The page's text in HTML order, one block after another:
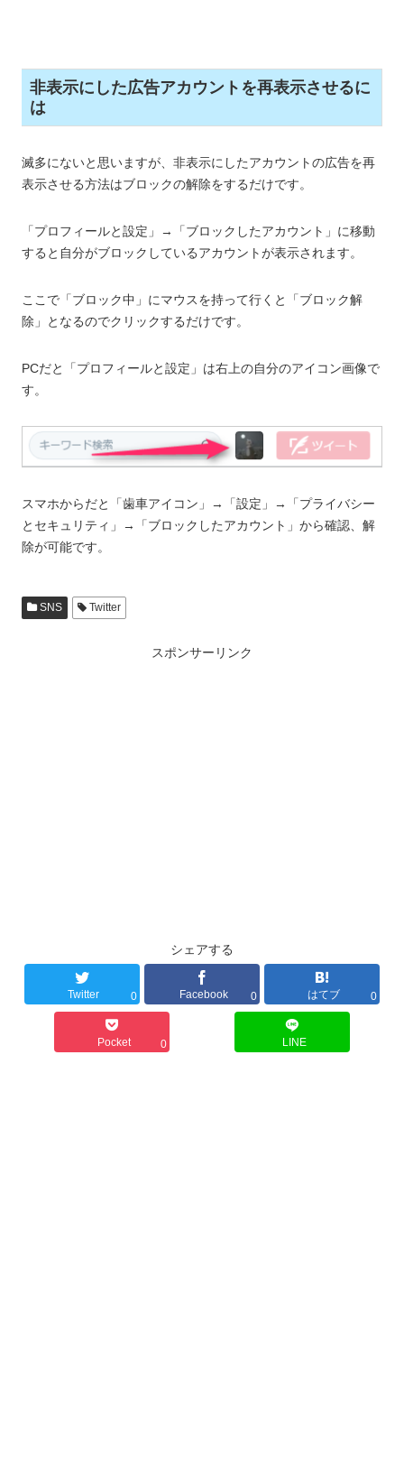
非表示にした広告アカウントを再表示させるに
は
滅多にないと思いますが、非表示にしたアカウントの広告を再
表示させる方法はブロックの解除をするだけです。
「プロフィールと設定」→「ブロックしたアカウント」に移動
すると自分がブロックしているアカウントが表示されます。
ここで「ブロック中」にマウスを持って行くと「ブロック解
除」となるのでクリックするだけです。
PCだと「プロフィールと設定」は右上の自分のアイコン画像で
す。
スマホからだと「歯車アイコン」→「設定」→「プライバシー
とセキュリティ」→「ブロックしたアカウント」から確認、解
除が可能です。
SNS Twitter
スポンサーリンク
シェアする
Twitter 0 Facebook 0 はてブ 0
Pocket 0 LINE